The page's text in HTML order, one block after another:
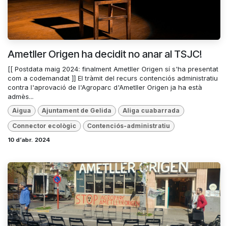
Ametller Origen ha decidit no anar al TSJC!
[[ Postdata maig 2024: finalment Ametller Origen sí s'ha presentat
com a codemandat ]] El tràmit del recurs contenciós administratiu
contra l'aprovació de l'Agroparc d'Ametller Origen ja ha està
admès...
Aigua Ajuntament de Gelida Aliga cuabarrada
Connector ecològic Contenciós-administratiu
10 d’abr. 2024